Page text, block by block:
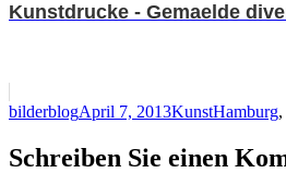
Kunstdrucke - Gemaelde
Autor
bilderblogVeröffentlicht
April 7, 2013Kategorien
KunstHamburg,
Schreiben Sie einen